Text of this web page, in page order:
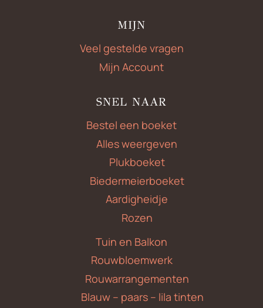
MIJN
Veel gestelde vragen
Mijn Account
SNEL NAAR
Bestel een boeket
Alles weergeven
Plukboeket
Biedermeierboeket
Aardigheidje
Rozen
Tuin en Balkon
Rouwbloemwerk
Rouwarrangementen
Blauw – paars – lila tinten